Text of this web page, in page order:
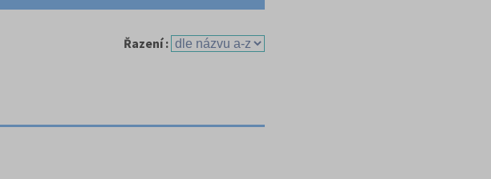
Řazení :